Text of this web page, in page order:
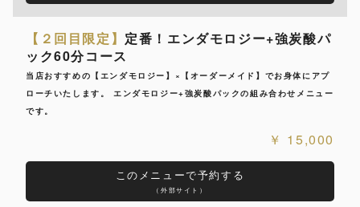
【２回目限定】 定番！エンダモロジー+強炭酸パ
ック60分コース
当店おすすめの【エンダモロジー】×【オーダーメイド】でお身体にアプ
ローチいたします。 エンダモロジー+強炭酸パックの組み合わせメニュー
です。
15,000
このメニューで予約する
（外部サイト）